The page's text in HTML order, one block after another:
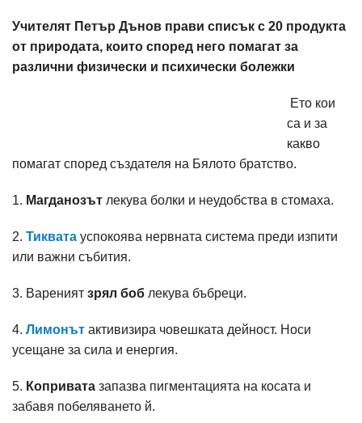
Учителят Петър Дънов прави списък с 20 продукта
от природата, които според него помагат за
различни физически и психически болежки
Ето кои
са и за
какво
помагат според създателя на Бялото братство.
1. Магданозът лекува болки и неудобства в стомаха.
2. Тиквата успокоява нервната система преди изпити
или важни събития.
3. Вареният зрял боб лекува бъбреци.
4. Лимонът активизира човешката дейност. Носи
усещане за сила и енергия.
5. Копривата запазва пигментацията на косата и
забавя побеляването й.